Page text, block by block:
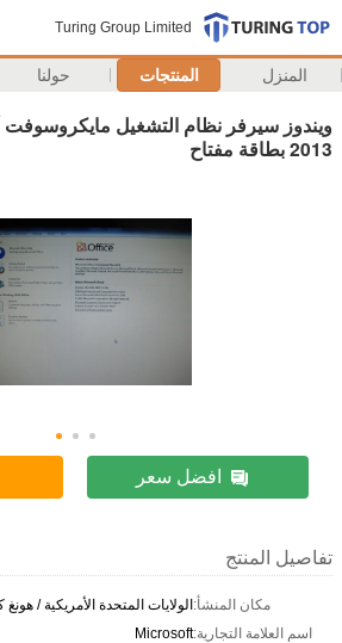
Turing Group Limited
المنزل المنتجات حولنا
ويندوز سيرفر نظام التشغيل
2013 بطاقة مفتاح
افضل سعر
تفاصيل المنتج
مكان المنشأ:الولايات المتحدة الأمريكية /
اسم العلامة التجارية:Microsoft